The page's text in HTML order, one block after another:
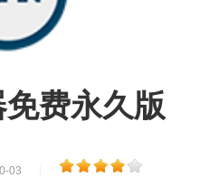
费永久版
03